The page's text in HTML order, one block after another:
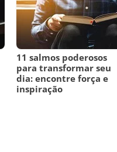
11 salmos poderosos
para transformar seu
dia: encontre força e
inspiração